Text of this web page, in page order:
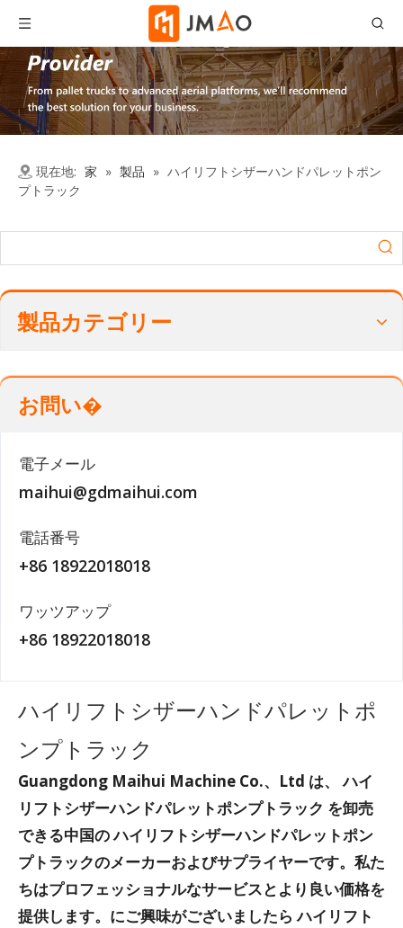
現在地: 家 » 製品 » ハイリフトシザーハンドパレットポン
プトラック
製品カテゴリー
お問い�
電子メール
maihui@gdmaihui.com
電話番号
+86 18922018018
ワッツアップ
+86 18922018018
ハイリフトシザーハンドパレットポ
ンプトラック
Guangdong Maihui Machine Co.、Ltd は、ハイ
リフトシザーハンドパレットポンプトラック を卸売
できる中国のハイリフトシザーハンドパレットポン
プトラックのメーカーおよびサプライヤーです。私た
ちはプロフェッショナルなサービスとより良い価格を
提供します。にご興味がございましたらハイリフト